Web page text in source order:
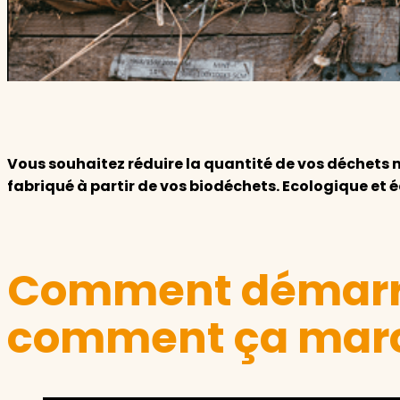
Garde d'enfants
Nounou
Handicaps
Vous souhaitez réduire la quantité de vos déchets
fabriqué à partir de vos biodéchets. Ecologique et
Comment
comment ça